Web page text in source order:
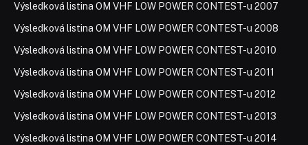
Výsledková listina OM VHF LOW POWER CONTEST-u 2007
Výsledková listina OM VHF LOW POWER CONTEST-u 2008
Výsledková listina OM VHF LOW POWER CONTEST-u 2010
Výsledková listina OM VHF LOW POWER CONTEST-u 2011
Výsledková listina OM VHF LOW POWER CONTEST-u 2012
Výsledková listina OM VHF LOW POWER CONTEST-u 2013
Výsledková listina OM VHF LOW POWER CONTEST-u 2014